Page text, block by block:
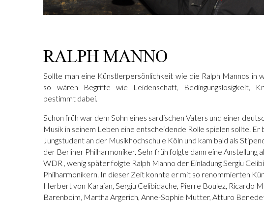
RALPH MANNO
Sollte man eine Künstlerpersönlichkeit wie die Ralph Mannos in
so wären Begriffe wie Leidenschaft, Bedingungslosigkeit,
bestimmt dabei.
Schon früh war dem Sohn eines sardischen Vaters und einer
Musik in seinem Leben eine entscheidende Rolle spielen sollte.
Jungstudent an der Musikhochschule Köln und kam bald als
der Berliner Philharmoniker. Sehr früh folgte dann eine Anstellung
WDR , wenig später folgte Ralph Manno der Einladung Sergiu
Philharmonikern. In dieser Zeit konnte er mit so renommierten
Herbert von Karajan, Sergiu Celibidache, Pierre Boulez, Ricardo
Barenboim, Martha Argerich, Anne-Sophie Mutter, Atturo